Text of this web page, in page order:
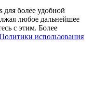
для более удобной
любое дальнейшее
с этим. Более
использования